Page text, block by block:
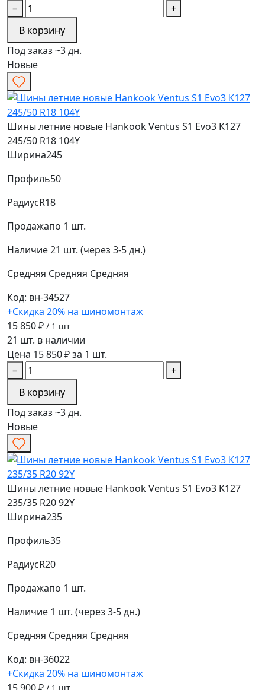
−
+
В корзину
Под заказ ~3 дн.
Новые
Шины летние новые Hankook Ventus S1 Evo3 K127
245/50 R18 104Y
Ширина245
Профиль50
РадиусR18
Продажапо 1 шт.
Наличие21 шт. (через 3-5 дн.)
Средняя Средняя Средняя
Код: вн-34527
+Скидка 20% на шиномонтаж
15 850 ₽ / 1 шт
21 шт. в наличии
Цена 15 850 ₽ за 1 шт.
−
+
В корзину
Под заказ ~3 дн.
Новые
Шины летние новые Hankook Ventus S1 Evo3 K127
235/35 R20 92Y
Ширина235
Профиль35
РадиусR20
Продажапо 1 шт.
Наличие 1 шт. (через 3-5 дн.)
Средняя Средняя Средняя
Код: вн-36022
+Скидка 20% на шиномонтаж
/ 1 шт